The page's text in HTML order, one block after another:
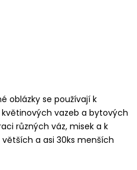
oblázky se používají k
vazeb a bytových
různých váz, misek a k
větších a asi 30ks menších